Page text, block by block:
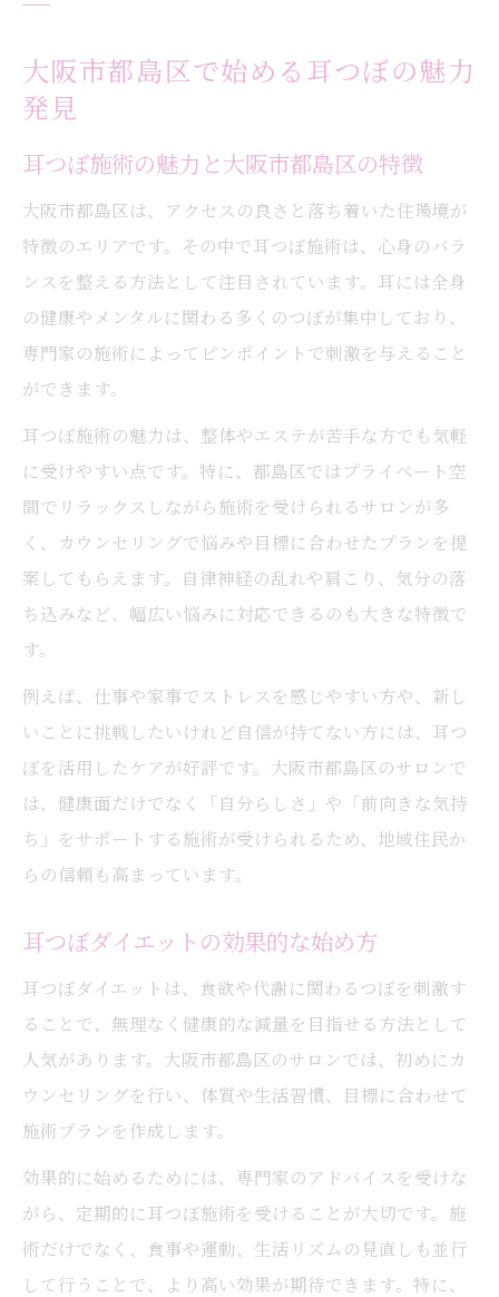
大阪市都島区で始める耳つぼの魅力
発見
耳つぼ施術の魅力と大阪市都島区の特徴
大阪市都島区は、アクセスの良さと落ち着いた住環境が
特徴のエリアです。その中で耳つぼ施術は、心身のバラ
ンスを整える方法として注目されています。耳には全身
の健康やメンタルに関わる多くのつぼが集中しており、
専門家の施術によってピンポイントで刺激を与えること
ができます。
耳つぼ施術の魅力は、整体やエステが苦手な方でも気軽
に受けやすい点です。特に、都島区ではプライベート空
間でリラックスしながら施術を受けられるサロンが多
く、カウンセリングで悩みや目標に合わせたプランを提
案してもらえます。自律神経の乱れや肩こり、気分の落
ち込みなど、幅広い悩みに対応できるのも大きな特徴で
す。
例えば、仕事や家事でストレスを感じやすい方や、新し
いことに挑戦したいけれど自信が持てない方には、耳つ
ぼを活用したケアが好評です。大阪市都島区のサロンで
は、健康面だけでなく「自分らしさ」や「前向きな気持
ち」をサポートする施術が受けられるため、地域住民か
らの信頼も高まっています。
耳つぼダイエットの効果的な始め方
耳つぼダイエットは、食欲や代謝に関わるつぼを刺激す
ることで、無理なく健康的な減量を目指せる方法として
人気があります。大阪市都島区のサロンでは、初めにカ
ウンセリングを行い、体質や生活習慣、目標に合わせて
施術プランを作成します。
効果的に始めるためには、専門家のアドバイスを受けな
がら、定期的に耳つぼ施術を受けることが大切です。施
術だけでなく、食事や運動、生活リズムの見直しも並行
して行うことで、より高い効果が期待できます。特に、